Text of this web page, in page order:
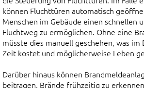
können Fluchttüren automatisch
Menschen im Gebäude einen schnellen
Fluchtweg zu ermöglichen. Ohne eine
müsste dies manuell geschehen, was
Zeit kostet und möglicherweise Leben
Darüber hinaus können
beitragen, Brände frühzeitig zu